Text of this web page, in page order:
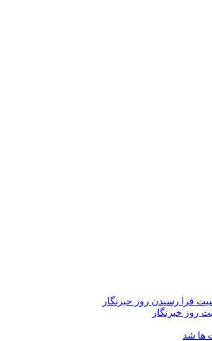
فرا رسیدن روز خبرنگار
روز خبرنگار
ها شد